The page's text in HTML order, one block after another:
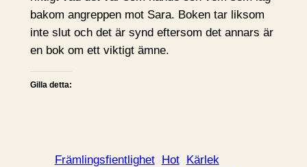
bakom angreppen mot Sara. Boken tar liksom
inte slut och det är synd eftersom det annars är
en bok om ett viktigt ämne.
Gilla detta:
Främlingsfientlighet Hot Kärlek